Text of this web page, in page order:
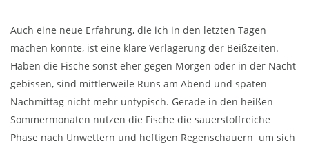
Auch eine neue Erfahrung, die ich in den letzten Tagen
machen konnte, ist eine klare Verlagerung der Beißzeiten.
Haben die Fische sonst eher gegen Morgen oder in der Nacht
gebissen, sind mittlerweile Runs am Abend und späten
Nachmittag nicht mehr untypisch. Gerade in den heißen
Sommermonaten nutzen die Fische die sauerstoffreiche
Phase nach Unwettern und heftigen Regenschauern um sich